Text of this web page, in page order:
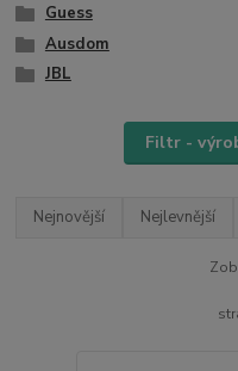
Guess
Ausdom
JBL
Filtr -
Nejnovější Nejlevnější